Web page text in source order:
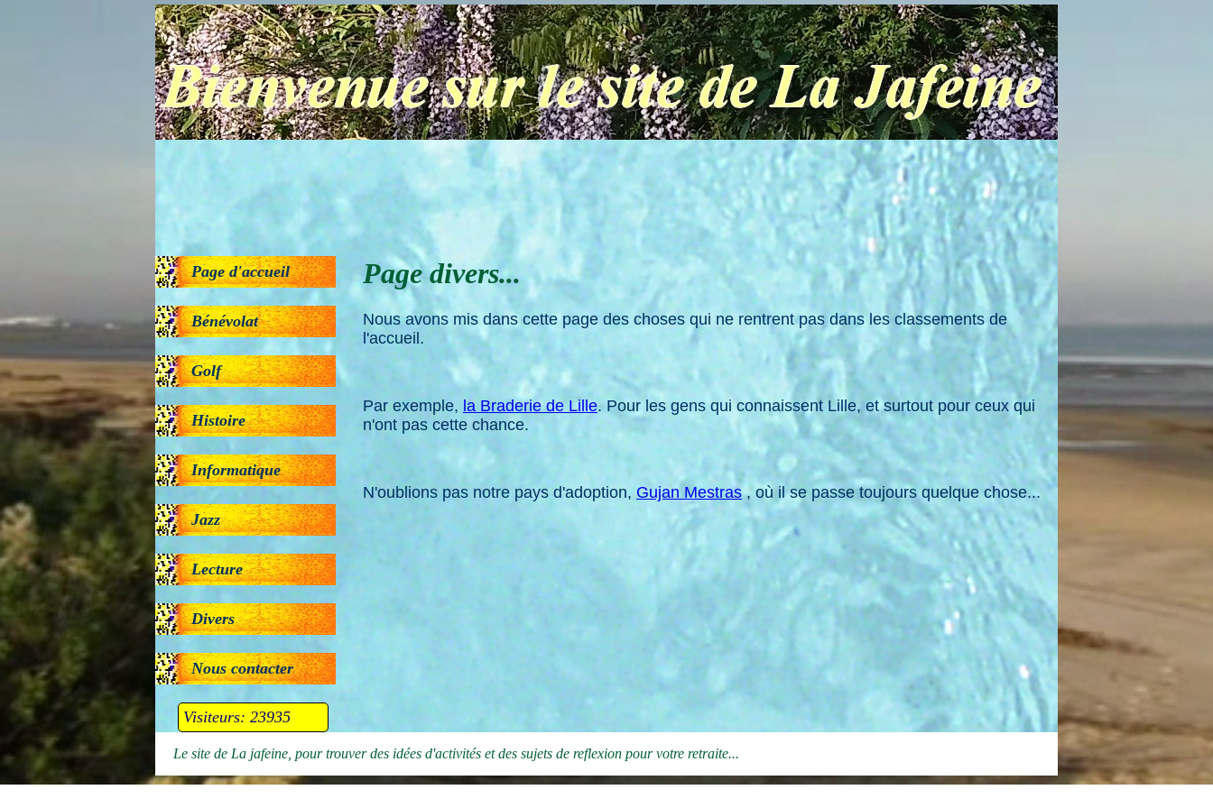
Page d'accueil
Bénévolat
Golf
Histoire
Informatique
Jazz
Lecture
Divers
Nous contacter
Visiteurs: 23935
Page divers...
Nous avons mis dans cette page des choses qui ne rentrent pas dans les classements de
l'accueil.
Par exemple, la Braderie de Lille. Pour les gens qui connaissent Lille, et surtout pour ceux qui
n'ont pas cette chance.
N'oublions pas notre pays d'adoption, Gujan Mestras, où il se passe toujours quelque chose...
Le site de La jafeine, pour trouver des idées d'activités et des sujets de reflexion pour votre retraite...